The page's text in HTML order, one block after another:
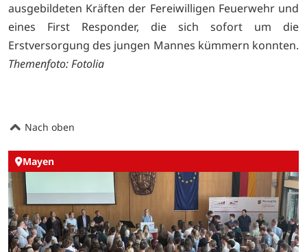
ausgebildeten Kräften der Fereiwilligen Feuerwehr und
eines First Responder, die sich sofort um die
Erstversorgung des jungen Mannes kümmern konnten.
Themenfoto: Fotolia
Nach oben
Mayen